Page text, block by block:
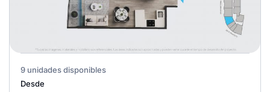
9 unidades disponibles
Desde